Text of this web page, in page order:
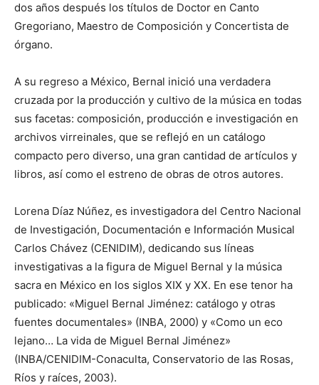
dos años después los títulos de Doctor en Canto
Gregoriano, Maestro de Composición y Concertista de
órgano.
A su regreso a México, Bernal inició una verdadera
cruzada por la producción y cultivo de la música en todas
sus facetas: composición, producción e investigación en
archivos virreinales, que se reflejó en un catálogo
compacto pero diverso, una gran cantidad de artículos y
libros, así como el estreno de obras de otros autores.
Lorena Díaz Núñez, es investigadora del Centro Nacional
de Investigación, Documentación e Información Musical
Carlos Chávez (CENIDIM), dedicando sus líneas
investigativas a la figura de Miguel Bernal y la música
sacra en México en los siglos XIX y XX. En ese tenor ha
publicado: «Miguel Bernal Jiménez: catálogo y otras
fuentes documentales» (INBA, 2000) y «Como un eco
lejano… La vida de Miguel Bernal Jiménez»
(INBA/CENIDIM-Conaculta, Conservatorio de las Rosas,
Ríos y raíces, 2003).